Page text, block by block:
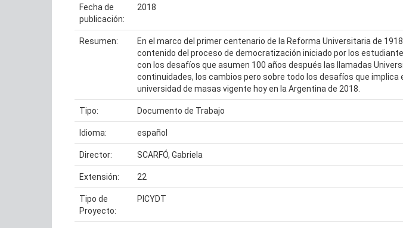
Fecha de
publicación:
2018
Resumen:
En el marco del primer centenario de la Reforma Universitaria de
contenido del proceso de democratización iniciado por los
con los desafíos que asumen 100 años después las llamadas
continuidades, los cambios pero sobre todo los desafíos que implica
universidad de masas vigente hoy en la Argentina de 2018.
Tipo: Documento de Trabajo
Idioma: español
Director: SCARFÓ, Gabriela
Extensión: 22
Tipo de
Proyecto:
PICYDT